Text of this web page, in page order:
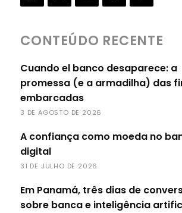
CONTEÚDO RECENTE
Cuando el banco desaparece: a
promessa (e a armadilha) das
embarcadas
3 DE AGOSTO DE 2026
A confiança como moeda no
digital
31 DE JULHO DE 2026
Em Panamá, três dias de
sobre banca e inteligência